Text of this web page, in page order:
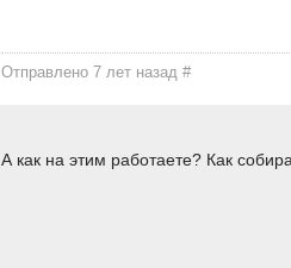
Отправлено 7 лет назад#
А как на этим работаете? Как